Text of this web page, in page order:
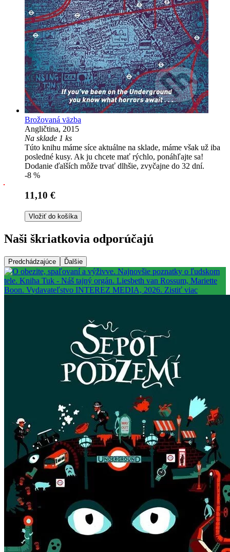
Brožovaná väzba
Angličtina, 2015
Na sklade 1 ks
Túto knihu máme síce aktuálne na sklade, máme však už iba
posledné kusy. Ak ju chcete mať rýchlo, ponáhľajte sa!
Dodanie ďalších môže trvať dlhšie, zvyčajne do 32 dní.
-8 %
11,10 €
Vložiť do košíka
Naši škriatkovia odporúčajú
Predchádzajúce Ďalšie